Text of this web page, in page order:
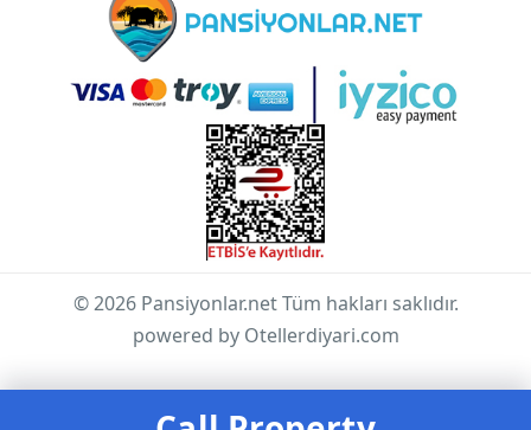
© 2026 Pansiyonlar.net Tüm hakları saklıdır.
powered by Otellerdiyari.com